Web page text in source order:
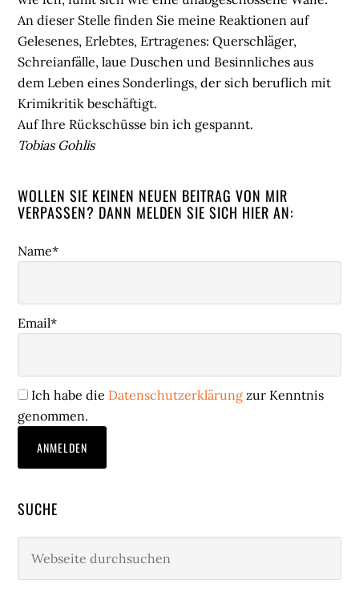
An dieser Stelle finden Sie meine Reaktionen auf
Gelesenes, Erlebtes, Ertragenes: Querschläger,
Schreianfälle, laue Duschen und Besinnliches aus
dem Leben eines Sonderlings, der sich beruflich mit
Krimikritik beschäftigt.
Auf Ihre Rückschüsse bin ich gespannt.
Tobias Gohlis
WOLLEN SIE KEINEN NEUEN BEITRAG VON MIR
VERPASSEN? DANN MELDEN SIE SICH HIER AN:
Name*
Email*
Ich habe die Datenschutzerklärung zur Kenntnis
genommen.
SUCHE
durchsuchen